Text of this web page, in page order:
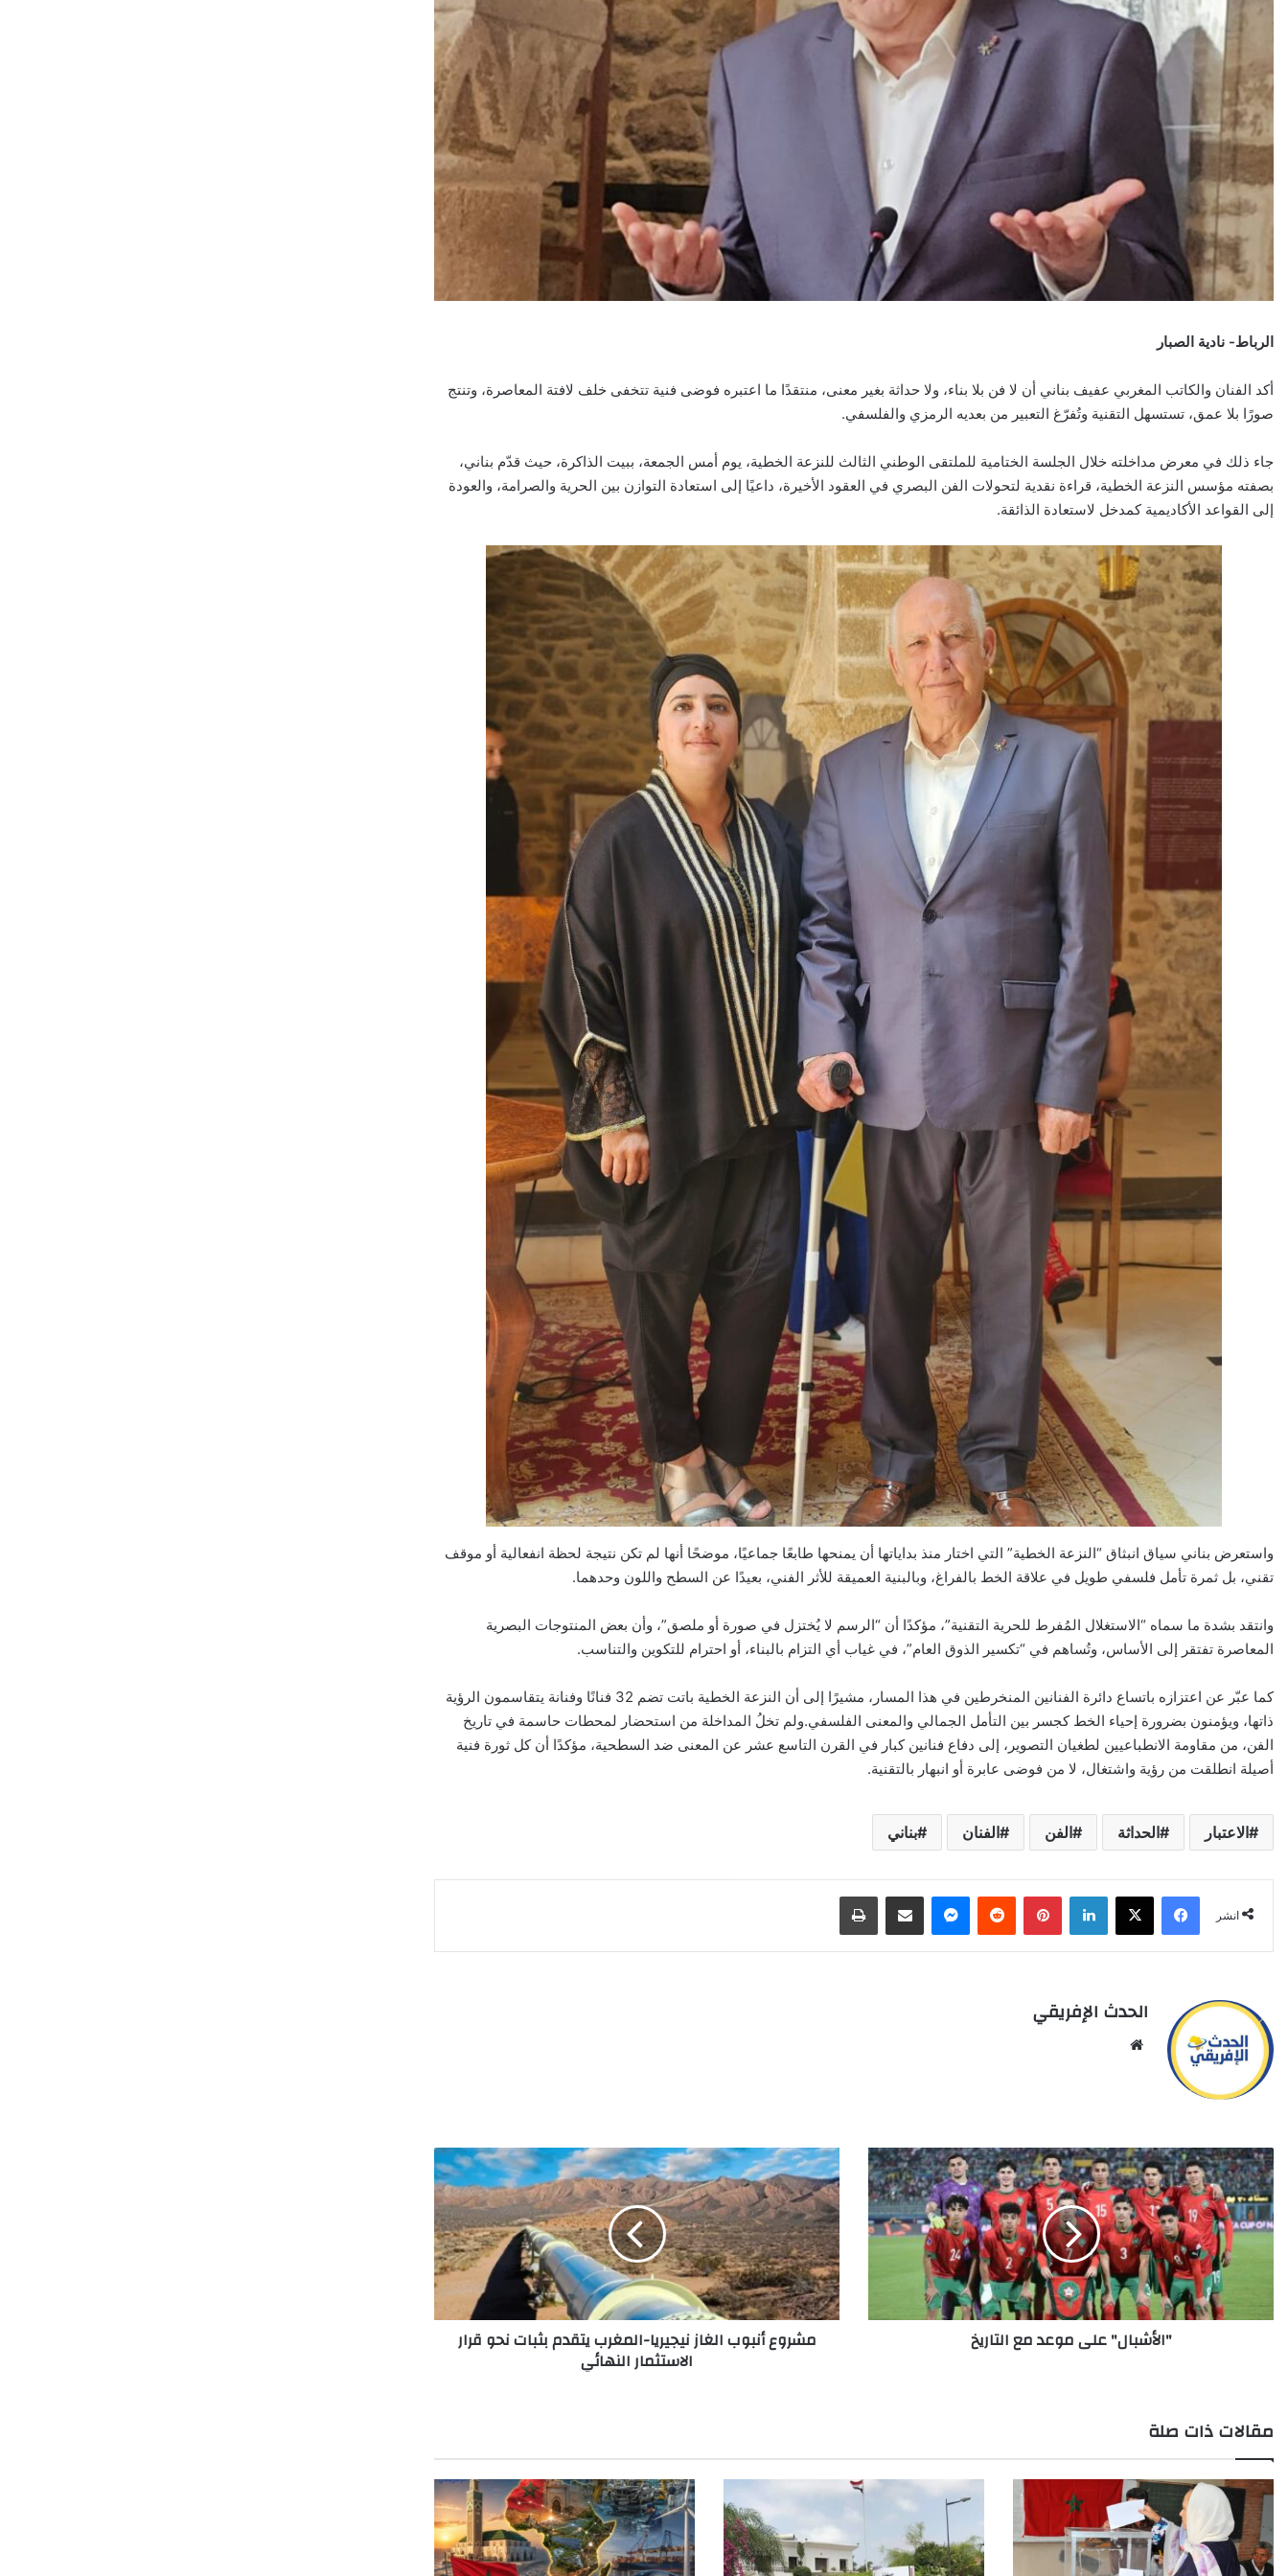
الرباط- نادية الصبار
أكد الفنان والكاتب المغربي عفيف بناني أن لا فن بلا بناء، ولا حداثة بغير معنى، منتقدًا ما اعتبره فوضى فنية تتخفى خلف لافتة المعاصرة، وتنتج
صورًا بلا عمق، تستسهل التقنية وتُفرّغ التعبير من بعديه الرمزي والفلسفي.
جاء ذلك في معرض مداخلته خلال الجلسة الختامية للملتقى الوطني الثالث للنزعة الخطية، يوم أمس الجمعة، ببيت الذاكرة، حيث قدّم بناني،
بصفته مؤسس النزعة الخطية، قراءة نقدية لتحولات الفن البصري في العقود الأخيرة، داعيًا إلى استعادة التوازن بين الحرية والصرامة، والعودة
إلى القواعد الأكاديمية كمدخل لاستعادة الذائقة.
واستعرض بناني سياق انبثاق “النزعة الخطية” التي اختار منذ بداياتها أن يمنحها طابعًا جماعيًا، موضحًا أنها لم تكن نتيجة لحظة انفعالية أو موقف
تقني، بل ثمرة تأمل فلسفي طويل في علاقة الخط بالفراغ، وبالبنية العميقة للأثر الفني، بعيدًا عن السطح واللون وحدهما.
وانتقد بشدة ما سماه “الاستغلال المُفرط للحرية التقنية”، مؤكدًا أن “الرسم لا يُختزل في صورة أو ملصق”، وأن بعض المنتوجات البصرية
المعاصرة تفتقر إلى الأساس، وتُساهم في “تكسير الذوق العام”، في غياب أي التزام بالبناء، أو احترام للتكوين والتناسب.
كما عبّر عن اعتزازه باتساع دائرة الفنانين المنخرطين في هذا المسار، مشيرًا إلى أن النزعة الخطية باتت تضم 32 فنانًا وفنانة يتقاسمون الرؤية
ذاتها، ويؤمنون بضرورة إحياء الخط كجسر بين التأمل الجمالي والمعنى الفلسفي.ولم تخلُ المداخلة من استحضار لمحطات حاسمة في تاريخ
الفن، من مقاومة الانطباعيين لطغيان التصوير، إلى دفاع فنانين كبار في القرن التاسع عشر عن المعنى ضد السطحية، مؤكدًا أن كل ثورة فنية
أصيلة انطلقت من رؤية واشتغال، لا من فوضى عابرة أو انبهار بالتقنية.
الاعتبار الحداثة الفن الفنان بناني
انشر
Facebook
X
LinkedIn
Pinterest
Reddit
Messengerانشر عبر البريد الإلكترونياطبع
الحدث الإفريقي
"الأشبال"
على
موعد
مع
التاريخ
"الأشبال" على موعد مع التاريخ
مشروع
أنبوب
الغاز
نيجيريا-
المغرب
يتقدم
بثبات
نحو
قرار
الاستثمارمشروع أنبوب الغاز نيجيريا-المغرب يتقدم بثبات نحو قرار
الاستثمار النهائي
مقالات ذات صلة